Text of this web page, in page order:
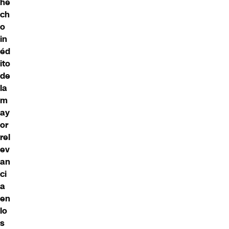
ch
o
in
éd
ito
de
la
m
ay
or
rel
ev
an
ci
a
en
lo
s